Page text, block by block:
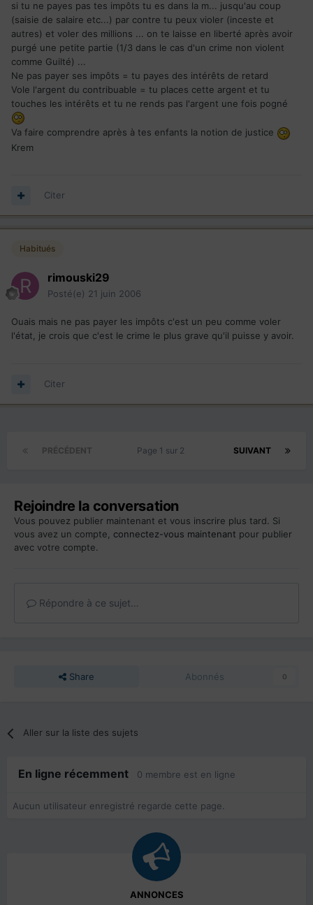
si tu ne payes pas tes impôts tu es dans la m... jusqu'au coup
(saisie de salaire etc...) par contre tu peux violer (inceste et
autres) et voler des millions ... on te laisse en liberté après avoir
purgé une petite partie (1/3 dans le cas d'un crime non violent
comme Guilté) ...
Ne pas payer ses impôts = tu payes des intérêts de retard
Vole l'argent du contribuable = tu places cette argent et tu
touches les intérêts et tu ne rends pas l'argent une fois pogné
Va faire comprendre après à tes enfants la notion de justice
Krem
Citer
Habitués
rimouski29
Posté(e) 21 juin 2006
Ouais mais ne pas payer les impôts c'est un peu comme voler
l'état, je crois que c'est le crime le plus grave qu'il puisse y avoir.
Citer
PRÉCÉDENT SUIVANT
Page 1 sur 2
Rejoindre la conversation
Vous pouvez publier maintenant et vous inscrire plus tard. Si
vous avez un compte, connectez-vous maintenant pour publier
avec votre compte.
Répondre à ce sujet…
Share Abonnés 0
Aller sur la liste des sujets
En ligne récemment 0 membre est en ligne
Aucun utilisateur enregistré regarde cette page.
ANNONCES